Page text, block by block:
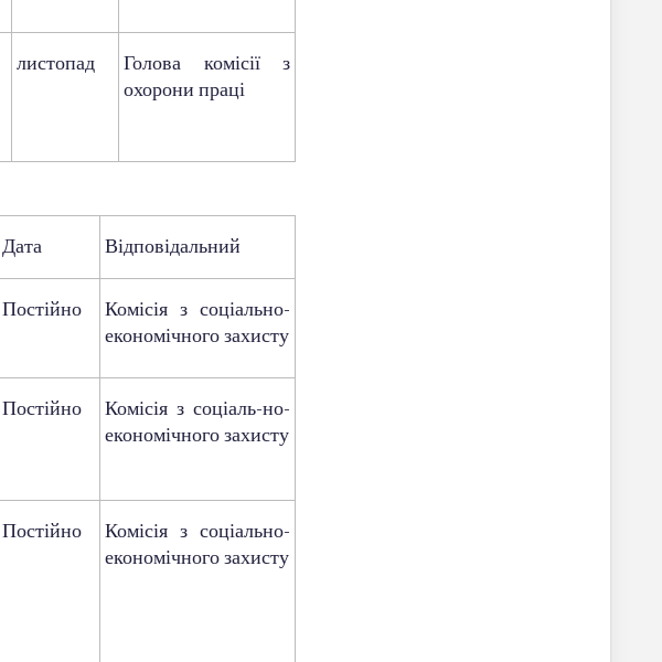
листопад
Голова комісії з
охорони праці
Дата Відповідальний
Постійно
Комісія з соціально-
економічного захисту
Постійно
Комісія з соціаль-но-
економічного захисту
Постійно
Комісія з соціально-
економічного захисту